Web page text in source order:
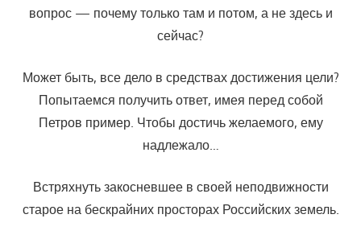
вопрос — почему только там и потом, а не здесь и
сейчас?
Может быть, все дело в средствах достижения цели?
Попытаемся получить ответ, имея перед собой
Петров пример. Чтобы достичь желаемого, ему
надлежало…
Встряхнуть закосневшее в своей неподвижности
старое на бескрайних просторах Российских земель.